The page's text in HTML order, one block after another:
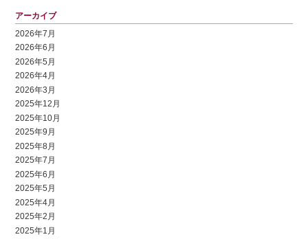
アーカイブ
2026年7月
2026年6月
2026年5月
2026年4月
2026年3月
2025年12月
2025年10月
2025年9月
2025年8月
2025年7月
2025年6月
2025年5月
2025年4月
2025年2月
2025年1月